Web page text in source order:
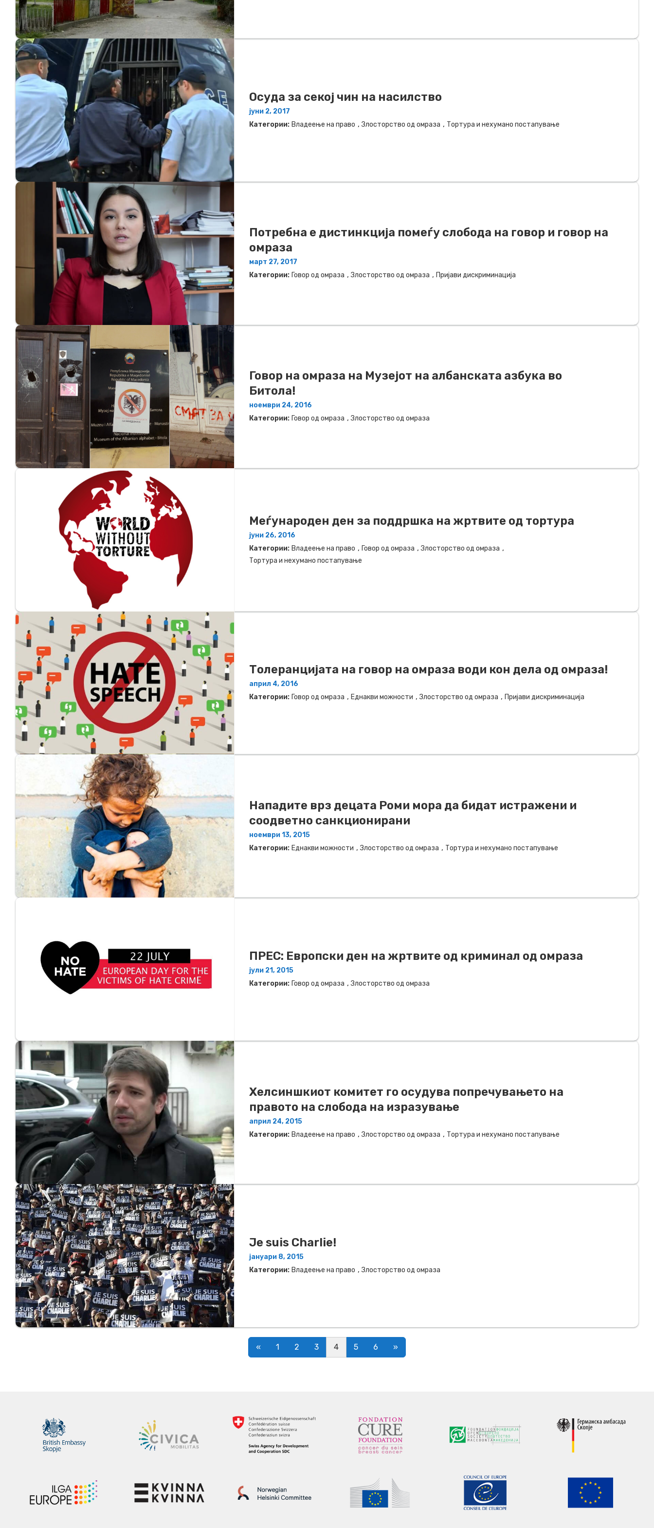
Oсуда за секој чин на насилство
јуни 2, 2017
Категории: Владеење на право ,Злосторство од омраза , Тортура и нехумано постапување
Потребна е дистинкција помеѓу слобода на говор и говор на
омраза
март 27, 2017
Категории: Говор од омраза ,Злосторство од омраза , Пријави дискриминација
Говор на омраза на Музејот на албанската азбука во
Битола!
ноември 24, 2016
Категории: Говор од омраза ,Злосторство од омраза
Меѓународен ден за поддршка на жртвите од тортура
јуни 26, 2016
Категории: Владеење на право , Говор од омраза ,Злосторство од омраза ,
Тортура и нехумано постапување
Толеранцијата на говор на омраза води кон дела од омраза!
април 4, 2016
Категории: Говор од омраза , Еднакви можности ,Злосторство од омраза , Пријави дискриминација
Нападите врз децата Роми мора да бидат истражени и
соодветно санкционирани
ноември 13, 2015
Категории: Еднакви можности ,Злосторство од омраза , Тортура и нехумано постапување
ПРЕС: Европски ден на жртвите од криминал од омраза
јули 21, 2015
Категории: Говор од омраза ,Злосторство од омраза
Хелсиншкиот комитет го осудува попречувањето на
правото на слобода на изразување
април 24, 2015
Категории: Владеење на право ,Злосторство од омраза , Тортура и нехумано постапување
Je suis Charlie!
јануари 8, 2015
Категории: Владеење на право ,Злосторство од омраза
Posts navigation
« 1 2 3 4 5 6 »